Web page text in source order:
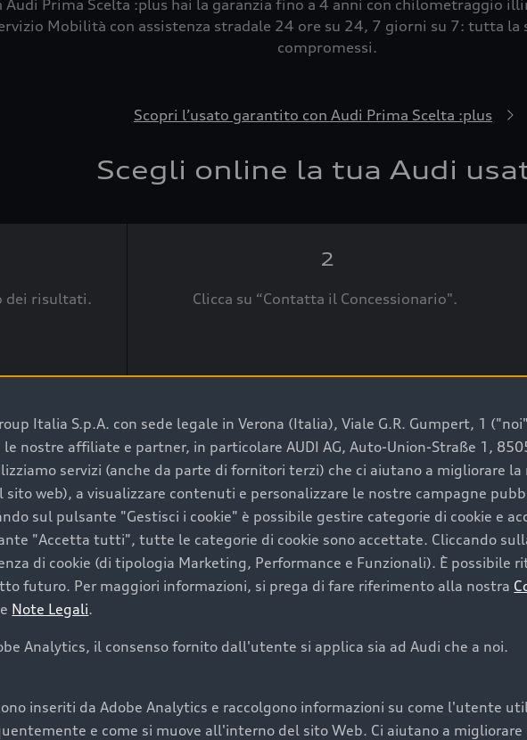
Audi Prima Scelta :plus hai la garanzia fino a 4 anni con chilometraggio
Mobilità con assistenza stradale 24 ore su 24, 7 giorni su 7: tutta la
compromessi.
Scopri l’usato garantito con Audi Prima Scelta :plus
Scegli online la tua Audi
dei risultati.
2
Clicca su “Contatta il Concessionario".
un’auto usata Audi
che coniuga convenienza, affidabilità e sostenibilità. Per fare un
e l’affidabilità del marchio. Audi offre l’auto usata perfetta tramite
di acquistare la tua prossima
prima di acquistare un’auto usata, oltre al prezzo e all'aspetto,
Italia S.p.A. con sede legale in Verona (Italia), Viale G.R. Gumpert, 1
le nostre affiliate e partner, in particolare AUDI AG, Auto-Union-Straße 1,
servizi (anche da parte di fornitori terzi) che ci aiutano a migliorare la
sito web), a visualizzare contenuti e personalizzare le nostre campagne
sul pulsante "Gestisci i cookie" è possibile gestire categorie di cookie e
"Accetta tutti", tutte le categorie di cookie sono accettate. Cliccando
di cookie (di tipologia Marketing, Performance e Funzionali). È possibile
futuro. Per maggiori informazioni, si prega di fare riferimento alla nostra
Note Legali.
Analytics, il consenso fornito dall'utente si applica sia ad Audi che a noi.
inseriti da Adobe Analytics e raccolgono informazioni su come l'utente
e come si muove all'interno del sito Web. Ci aiutano a